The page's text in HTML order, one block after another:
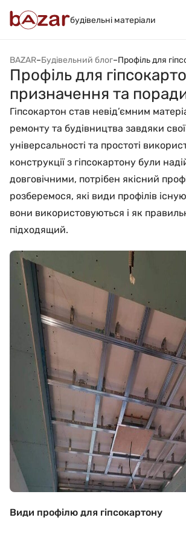
будівельні матеріали
BAZAR–Будівельний блог–Профіль для
Профіль для
призначення та
Гіпсокартон став невід’ємним
ремонту та будівництва завдяки
універсальності та простоті
конструкції з гіпсокартону були
довговічними, потрібен якісний
розберемося, які види профілів
вони використовуються і як
підходящий.
Види профілю для гіпсокартону